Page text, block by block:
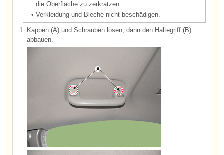
die Oberfläche zu zerkratzen.
• Verkleidung und Bleche nicht beschädigen.
1. Kappen (A) und Schrauben lösen, dann den Haltegriff (B)
abbauen.